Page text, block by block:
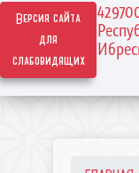
Версия сайта
для
слабовидящих